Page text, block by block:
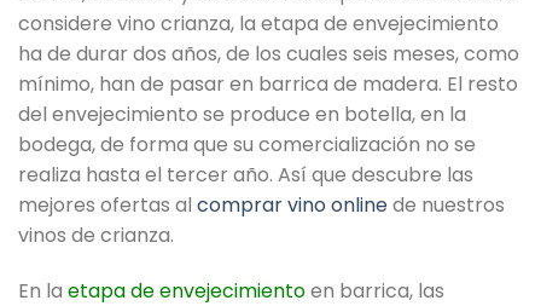
considere vino crianza, la etapa de envejecimiento
ha de durar dos años, de los cuales seis meses, como
mínimo, han de pasar en barrica de madera. El resto
del envejecimiento se produce en botella, en la
bodega, de forma que su comercialización no se
realiza hasta el tercer año. Así que descubre las
mejores ofertas al comprar vino onlinede nuestros
vinos de crianza.
En la etapa de envejecimientoen barrica, las